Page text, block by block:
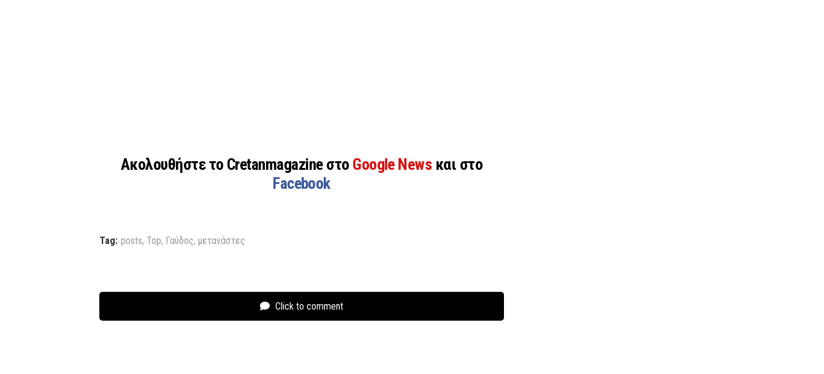
Ακολουθήστε το Cretanmagazine στο Google News και στο
Facebook
Tag: posts, Top, Γαύδος, μετανάστες
Click to comment